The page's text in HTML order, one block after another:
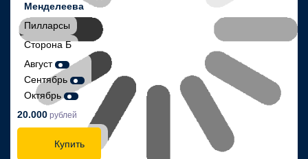
Менделеева
Пилларсы
Сторона Б
Август
Сентябрь
Октябрь
20.000 рублей
Купить